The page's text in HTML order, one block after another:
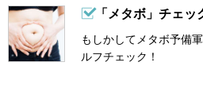
「メタボ」チェッ
もしかしてメタボ予備
ルフチェック！